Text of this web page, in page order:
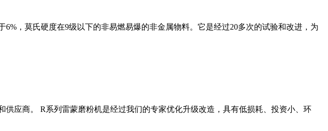
，莫氏硬度在9级以下的非易燃易爆的非金属物料。它是经过20多次的试验和改进，为
应商。 R系列雷蒙磨粉机是经过我们的专家优化升级改造，具有低损耗、投资小、环